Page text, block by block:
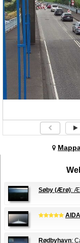
Søby (Ærø):
Rødbyhavn: